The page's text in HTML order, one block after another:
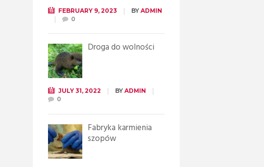
FEBRUARY 9, 2023 BY ADMIN
0
Droga do wolności
JULY 31, 2022 BY ADMIN
0
Fabryka karmienia
szopów